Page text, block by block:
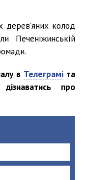
дерев’яних колод
Печеніжинській
в Телеграміта
про